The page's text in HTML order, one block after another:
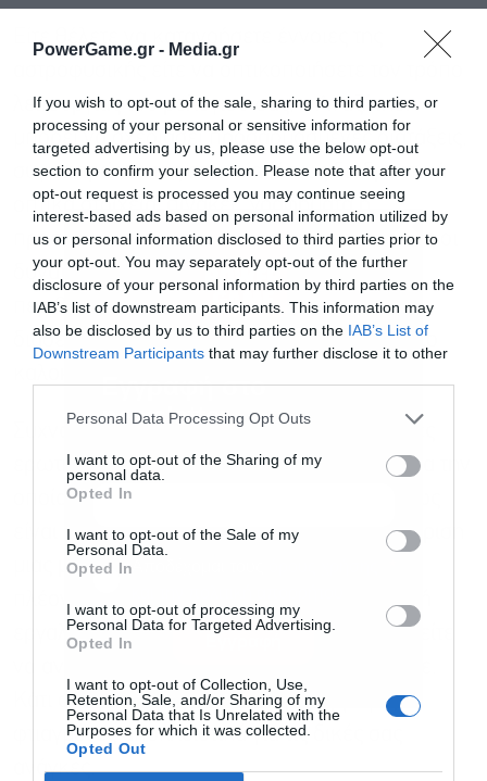
PowerGame.gr - Media.gr
If you wish to opt-out of the sale, sharing to third parties, or
processing of your personal or sensitive information for
targeted advertising by us, please use the below opt-out
section to confirm your selection. Please note that after your
opt-out request is processed you may continue seeing
interest-based ads based on personal information utilized by
us or personal information disclosed to third parties prior to
your opt-out. You may separately opt-out of the further
disclosure of your personal information by third parties on the
IAB’s list of downstream participants. This information may
also be disclosed by us to third parties on the IAB’s List of
Downstream Participants that may further disclose it to other
Personal Data Processing Opt Outs
I want to opt-out of the Sharing of my
personal data.
Opted In
I want to opt-out of the Sale of my
Personal Data.
Opted In
I want to opt-out of processing my
Personal Data for Targeted Advertising.
Opted In
I want to opt-out of Collection, Use,
Retention, Sale, and/or Sharing of my
Personal Data that Is Unrelated with the
Purposes for which it was collected.
Opted Out
Είτε θέλετε να κατανοήσετε έννοιες της
λειτουργίας του ρολογιού σας, η Αναζήτηση
μπορεί να σχεδιάσει προσαρμοσμένες διατάξεις,
συγκεντρώνοντας στοιχεία (όπως διαδραστικά
οπτικά στοιχεία, πίνακες, γραφήματα ή
προσομοιώσεις) σε πραγματικό χρόνο. Αυτές οι
δυνατότητες παραγωγής δυναμικού
περιβάλλοντος (generative UI) θα γίνουν
διαθέσιμες για όλους στην Αναζήτηση αυτό το
Συχνά, όμως, δεν κάνει κανείς μεμονωμένες
ερωτήσεις — έχει μια εργασία σε εξέλιξη για την
οποία κάνει αναζητήσεις ξανά και ξανά, όπως
είναι ο σχεδιασμός του γάμου του ή η διαχείριση
μιας μετακόμισης. Η Αναζήτηση δημιουργεί
πλέον προσαρμοσμένους πίνακες ελέγχου ή
εργαλεία παρακολούθησης στα οποία μπορείτε
Κάτι σαν μικρές, προσωπικές εφαρμογές
φτιαγμένες αποκλειστικά για τις δικές σας
ανάγκες.
Εγγραφή στο
newsletter
Αποδέχομαι τους